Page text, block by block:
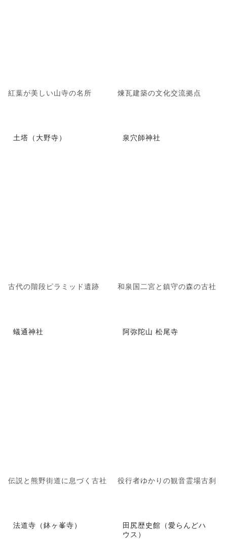
紅葉が美しい山寺の名所 煉瓦建築の文化交流拠点
土塔（大野寺）
古代の階段ピラミッド遺跡
泉穴師神社
和泉国二宮と鎮守の森の古社
蟻通神社
伝説と熊野街道に息づく古社
阿弥陀山 松尾寺
役行者ゆかりの観音霊場古刹
法道寺（鉢ヶ峯寺）
田尻歴史館（愛らんどハ
ウス）